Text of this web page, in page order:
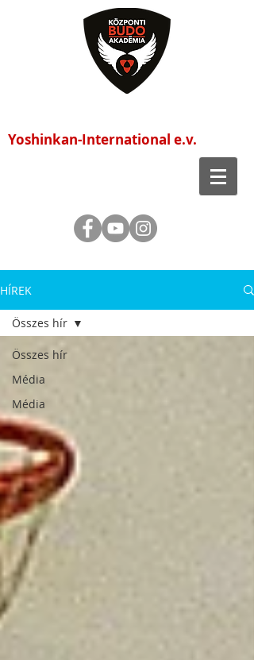
Yoshinkan-International e.v.
HÍREK
Összes hír
Média
Média
Összes hír